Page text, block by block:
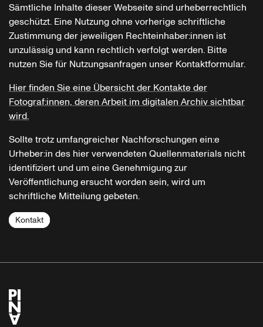
Sämtliche Inhalte dieser Webseite sind urheberrechtlich
geschützt. Eine Nutzung ohne vorherige schriftliche
Zustimmung der jeweiligen Rechteinhaber:innen ist
unzulässig und kann rechtlich verfolgt werden. Bitte
nutzen Sie für Nutzungsanfragen unser Kontaktformular.
Hier finden Sie eine Übersicht der Kontakte der
Fotograf:innen, deren Arbeit im digitalen Archiv sichtbar
wird.
Sollte trotz umfangreicher Nachforschungen ein:e
Urheber:in des hier verwendeten Quellenmaterials nicht
identifiziert und um eine Genehmigung zur
Veröffentlichung ersucht worden sein, wird um
schriftliche Mitteilung gebeten.
Kontakt